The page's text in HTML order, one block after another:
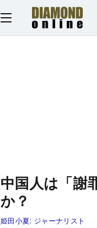
中国人は「謝
か？
姫田小夏: ジャーナリスト